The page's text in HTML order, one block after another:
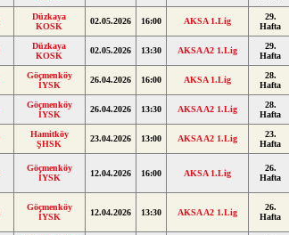
Düzkaya
KOSK
02.05.2026 16:00 AKSA 1.Lig
29.
Hafta
Düzkaya
KOSK
02.05.2026 13:30 AKSA A2 1.Lig
29.
Hafta
Göçmenköy
İYSK
26.04.2026 16:00 AKSA 1.Lig
28.
Hafta
Göçmenköy
İYSK
26.04.2026 13:30 AKSA A2 1.Lig
28.
Hafta
Hamitköy
ŞHSK
23.04.2026 13:00 AKSA A2 1.Lig
23.
Hafta
Göçmenköy
İYSK
12.04.2026 16:00 AKSA 1.Lig
26.
Hafta
Göçmenköy
İYSK
12.04.2026 13:30 AKSA A2 1.Lig
26.
Hafta